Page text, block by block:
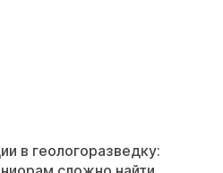
в геологоразведку: